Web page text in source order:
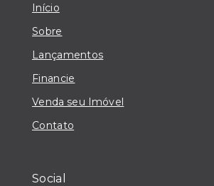
Início
Sobre
Lançamentos
Financie
Venda seu Imóvel
Contato
Social